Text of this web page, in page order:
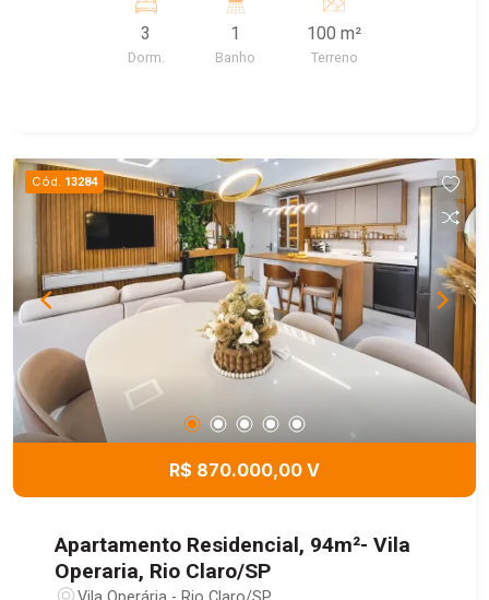
uma visita com um de nossos corretores. Casa
vai ficar pronta em agosto.
3
Dorm.
1
Banho
100 m²
Terreno
Cód. 13284
R$ 870.000,00 V
Apartamento Residencial, 94m²- Vila
Operaria, Rio Claro/SP